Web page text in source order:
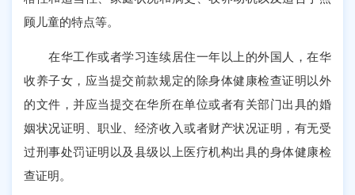
顾儿童的特点等。
在华工作或者学习连续居住一年以上的外国人，在华
收养子女，应当提交前款规定的除身体健康检查证明以外
的文件，并应当提交在华所在单位或者有关部门出具的婚
姻状况证明、职业、经济收入或者财产状况证明，有无受
过刑事处罚证明以及县级以上医疗机构出具的身体健康检
查证明。